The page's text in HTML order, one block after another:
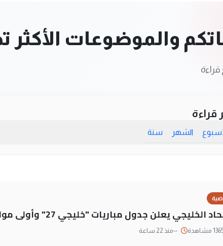
والموضوعات الأكثر
قراءة
قراءة
الشهر سنة
الخليجي يعلن جدول مباريات "خليجي 27" وأولى مواجهات العراق
--منذ 22 ساعة